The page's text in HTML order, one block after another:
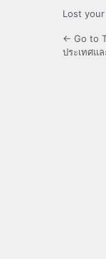
Lost
← Go to
ประเทศแ